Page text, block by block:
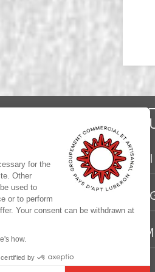
Commercial et Artisanal
GCAPA) est une
Elle a été créée en
promouvoir l’activité
de
et d’animation.
for the
Other
used to
or to perform
Your consent can be withdrawn at
how.
by